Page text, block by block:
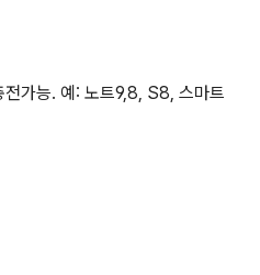
가능. 예: 노트9,8, S8, 스마트